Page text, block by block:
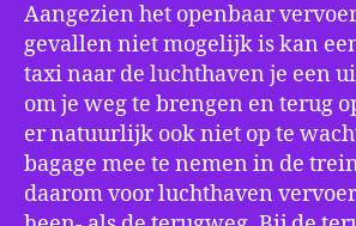
Aangezien het openbaar
gevallen niet mogelijk is kan
taxi naar de luchthaven je een
om je weg te brengen en terug
er natuurlijk ook niet op te
bagage mee te nemen in de
daarom voor luchthaven